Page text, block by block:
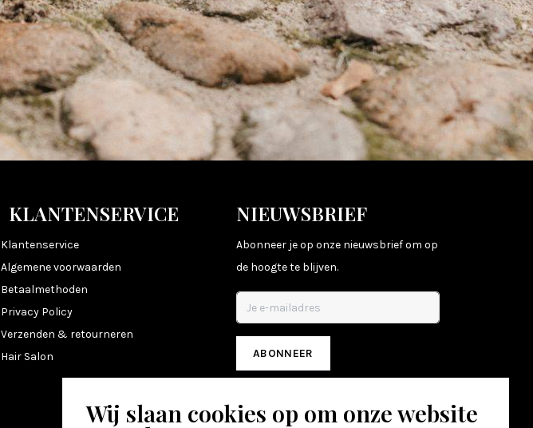
KLANTENSERVICE
Klantenservice
Algemene voorwaarden
Betaalmethoden
Privacy Policy
Verzenden & retourneren
Hair Salon
NIEUWSBRIEF
Abonneer je op onze nieuwsbrief om op
de hoogte te blijven.
ABONNEER
Wij slaan cookies op om onze website